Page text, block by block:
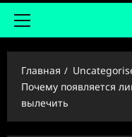
Основное
Главная
Почему появляется
вылечить